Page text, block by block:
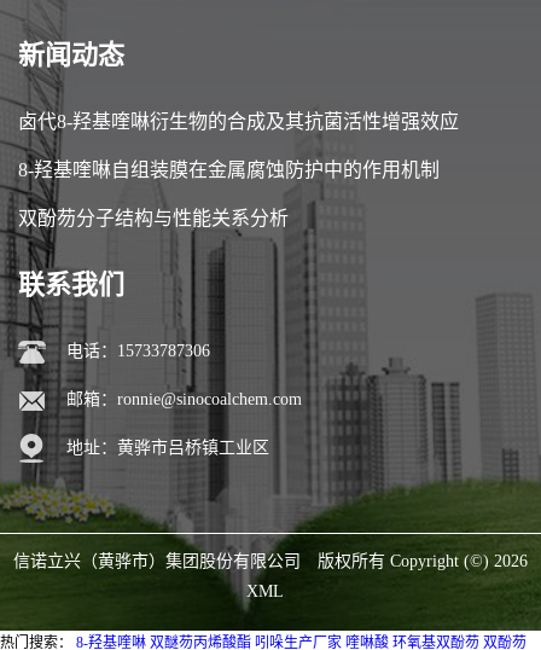
新闻动态
卤代8-羟基喹啉衍生物的合成及其抗菌活性增强效应
8-羟基喹啉自组装膜在金属腐蚀防护中的作用机制
双酚芴分子结构与性能关系分析
联系我们
电话：15733787306
邮箱： ronnie@sinocoalchem.com
地址：黄骅市吕桥镇工业区
信诺立兴（黄骅市）集团股份有限公司
版权所有 Copyright (©) 2026
XML
热门搜索： 8-羟基喹啉 双醚芴丙烯酸酯 吲哚生产厂家 喹啉酸 环氧基双酚芴 双酚芴